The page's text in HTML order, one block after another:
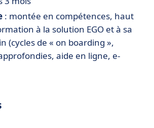
: montée en compétences, haut
à la solution EGO et à sa
(cycles de « on boarding »,
aide en ligne, e-